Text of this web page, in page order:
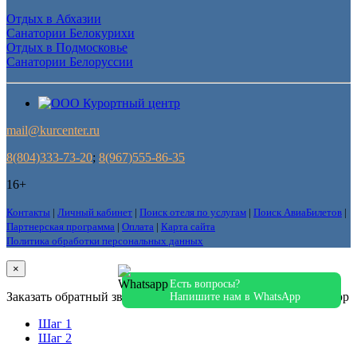
Отдых в Абхазии
Санатории Белокурихи
Отдых в Подмосковье
Санатории Белоруссии
mail@kurcenter.ru
8(804)333-73-20; 8(967)555-86-35
16+
Контакты | Личный кабинет | Поиск отеля по услугам | Поиск АвиаБилетов |
Партнерская программа | Оплата | Карта сайта
Политика обработки персональных данных
Есть вопросы?
Напишите нам в WhatsApp
×
Заказать обратный звонок
Шаг 1
Шаг 2